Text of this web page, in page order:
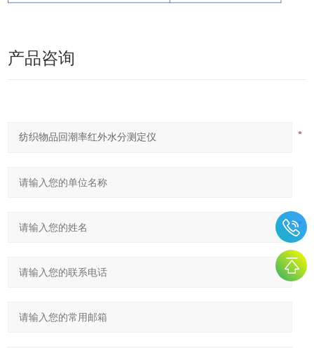
产品咨询